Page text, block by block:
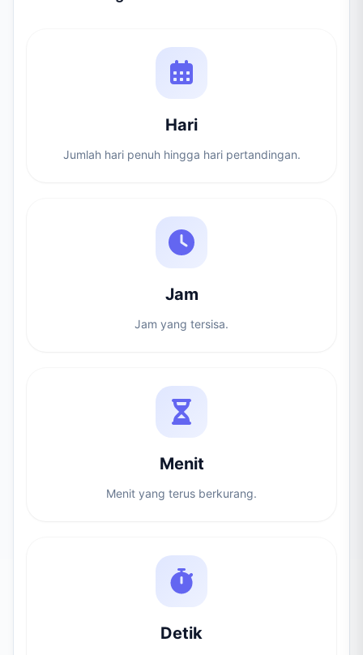
Hari
Jumlah hari penuh hingga hari pertandingan.
Jam
Jam yang tersisa.
Menit
Menit yang terus berkurang.
Detik